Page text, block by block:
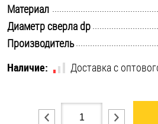
Штифты и пальцы
Материал
Диаметр сверла dp
Производитель
Наличие:
Доставка с